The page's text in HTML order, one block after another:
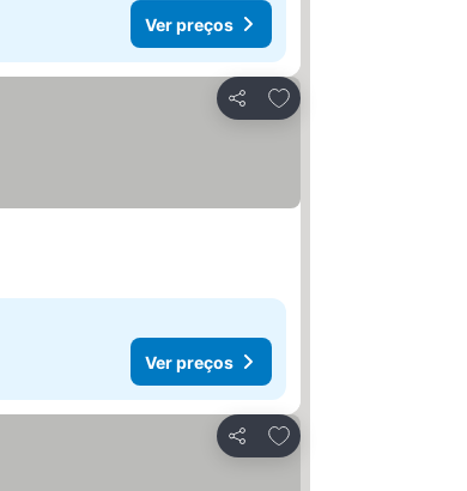
Ver preços
Partilhar
Adicionar aos favoritos
Ver preços
Partilhar
Adicionar aos favoritos